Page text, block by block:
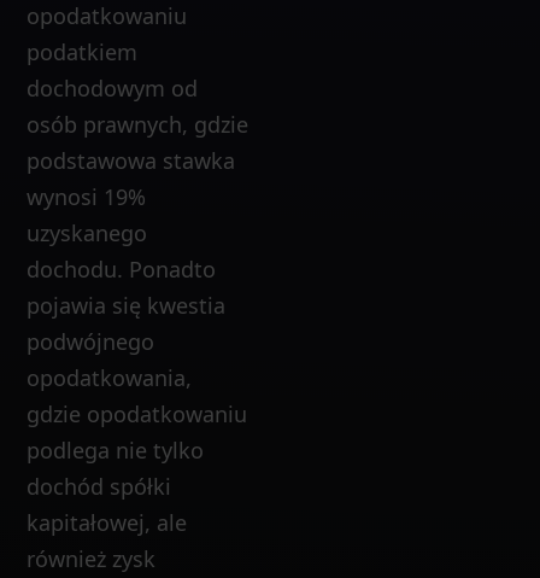
opodatkowaniu
podatkiem
dochodowym od
osób prawnych, gdzie
podstawowa stawka
wynosi 19%
uzyskanego
dochodu. Ponadto
pojawia się kwestia
podwójnego
opodatkowania,
gdzie opodatkowaniu
podlega nie tylko
dochód spółki
kapitałowej, ale
również zysk